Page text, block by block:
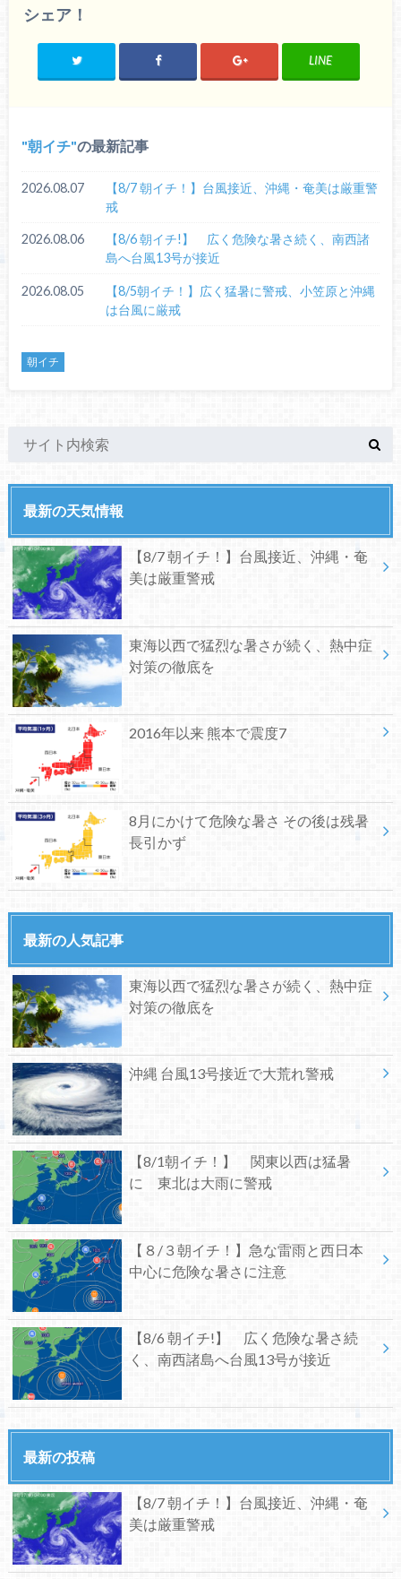
シェア！
LINE
朝イチ の最新記事
2026.08.07
【8/7 朝イチ！】台風接近、沖縄・奄美は厳重警
戒
2026.08.06
【8/6 朝イチ!】 広く危険な暑さ続く、南西諸
島へ台風13号が接近
2026.08.05
【8/5朝イチ！】広く猛暑に警戒、小笠原と沖縄
は台風に厳戒
朝イチ
最新の天気情報
【8/7 朝イチ！】台風接近、沖縄・奄
美は厳重警戒
東海以西で猛烈な暑さが続く、熱中症
対策の徹底を
2016年以来 熊本で震度7
8月にかけて危険な暑さ その後は残暑
長引かず
最新の人気記事
東海以西で猛烈な暑さが続く、熱中症
対策の徹底を
沖縄 台風13号接近で大荒れ警戒
【8/1朝イチ！】 関東以西は猛暑
に 東北は大雨に警戒
【８/３朝イチ！】急な雷雨と西日本
中心に危険な暑さに注意
【8/6 朝イチ!】 広く危険な暑さ続
く、南西諸島へ台風13号が接近
最新の投稿
【8/7 朝イチ！】台風接近、沖縄・奄
美は厳重警戒